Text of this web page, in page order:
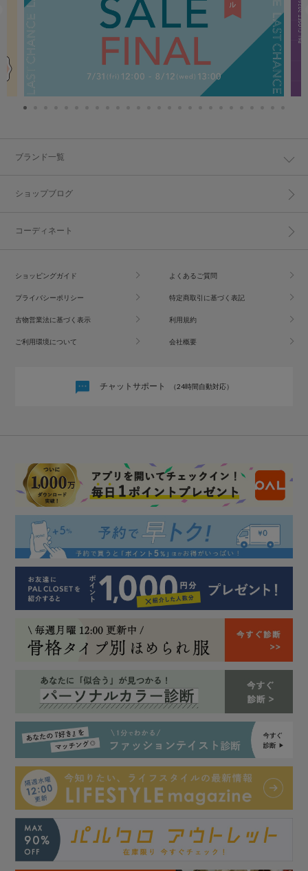
ブランド一覧
ショップブログ
コーディネート
ショッピングガイド よくあるご質問
プライバシーポリシー 特定商取引に基づく表記
古物営業法に基づく表示 利用規約
ご利用環境について 会社概要
チャットサポート （24時間自動対応）